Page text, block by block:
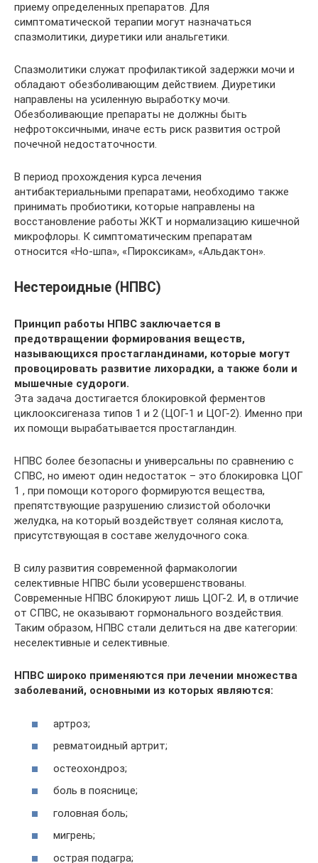
приему определенных препаратов. Для
симптоматической терапии могут назначаться
спазмолитики, диуретики или анальгетики.
Спазмолитики служат профилактикой задержки мочи и
обладают обезболивающим действием. Диуретики
направлены на усиленную выработку мочи.
Обезболивающие препараты не должны быть
нефротоксичными, иначе есть риск развития острой
почечной недостаточности.
В период прохождения курса лечения
антибактериальными препаратами, необходимо также
принимать пробиотики, которые направлены на
восстановление работы ЖКТ и нормализацию кишечной
микрофлоры. К симптоматическим препаратам
относится «Но-шпа», «Пироксикам», «Альдактон».
Нестероидные (НПВС)
Принцип работы НПВС заключается в
предотвращении формирования веществ,
называющихся простагландинами, которые могут
провоцировать развитие лихорадки, а также боли и
мышечные судороги.
Эта задача достигается блокировкой ферментов
циклооксигеназа типов 1 и 2 (ЦОГ-1 и ЦОГ-2). Именно при
их помощи вырабатывается простагландин.
НПВС более безопасны и универсальны по сравнению с
СПВС, но имеют один недостаток – это блокировка ЦОГ
1 , при помощи которого формируются вещества,
препятствующие разрушению слизистой оболочки
желудка, на который воздействует соляная кислота,
присутствующая в составе желудочного сока.
В силу развития современной фармакологии
селективные НПВС были усовершенствованы.
Современные НПВС блокируют лишь ЦОГ-2. И, в отличие
от СПВС, не оказывают гормонального воздействия.
Таким образом, НПВС стали делиться на две категории:
неселективные и селективные.
НПВС широко применяются при лечении множества
заболеваний, основными из которых являются:
артроз;
ревматоидный артрит;
остеохондроз;
боль в пояснице;
головная боль;
мигрень;
острая подагра;